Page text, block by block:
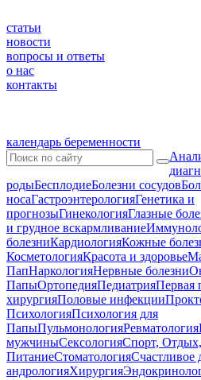
статьи
новости
вопросы и ответы
о нас
контакты
календарь беременности
родыБесплодиеБолезни сосудов
носаГастроэнтерологияГенетика и
прогнозыГинекологияГлазные
и грудное вскармливание
болезниКардиологияКожные
КосметологияКрасота и здоровье
ПапНаркологияНервные болезни
ПапыОртопедияПедиатрияПервая
хирургияПоловые инфекции
ПсихологияПсихология для
ПапыПульмонологияРевматология
мужчиныСексологияСпорт, Отдых,
ПитаниеСтоматологияСчастливое
андрологияХирургия